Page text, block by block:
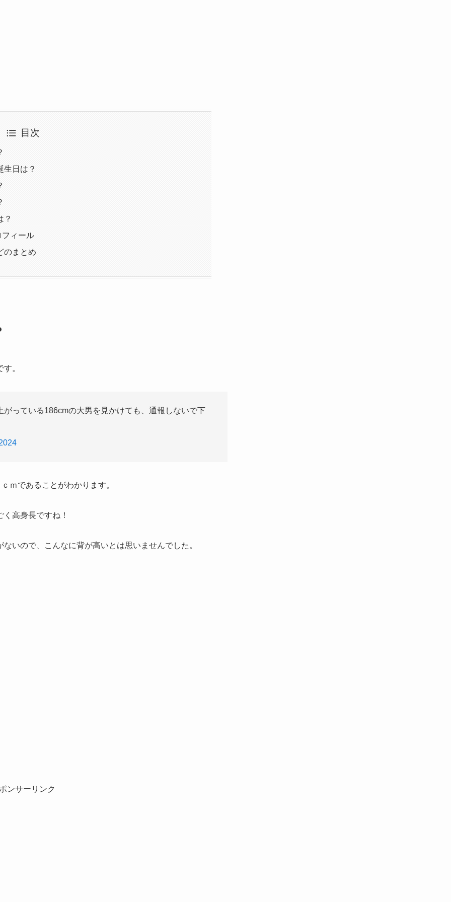
目次
生日は？
？
ィール
のまとめ
す。
っている186cmの大男を見かけても、通報しないで下
ｍであることがわかります。
高身長ですね！
いので、こんなに背が高いとは思いませんでした。
ンサーリンク